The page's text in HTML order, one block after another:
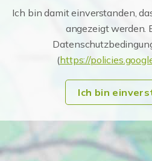
Ich bin damit einverstanden,
angezeigt werden.
(https://
Ich bin